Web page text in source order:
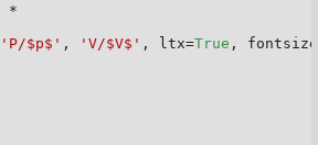
*
'P/$p$' , 'V/$V$' , ltx=True ,